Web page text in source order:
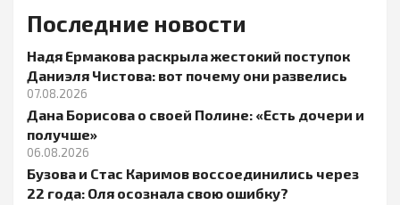
Последние новости
Надя Ермакова раскрыла жестокий поступок
Даниэля Чистова: вот почему они развелись
07.08.2026
Дана Борисова о своей Полине: «Есть дочери и
получше»
06.08.2026
Бузова и Стас Каримов воссоединились через
22 года: Оля осознала свою ошибку?